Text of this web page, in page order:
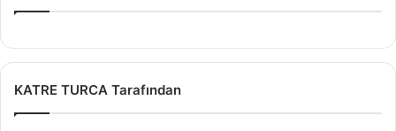
KATRE TURCA Tarafından